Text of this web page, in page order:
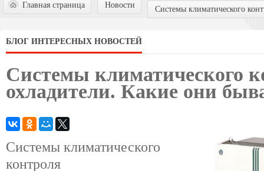
Главная страница Новости Системы климатического
БЛОГ ИНТЕРЕСНЫХ НОВОСТЕЙ
Системы климатического
охладители. Какие они
Системы климатического
контроля